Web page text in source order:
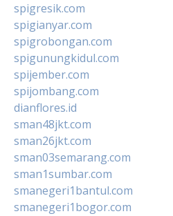
spigresik.com
spigianyar.com
spigrobongan.com
spigunungkidul.com
spijember.com
spijombang.com
dianflores.id
sman48jkt.com
sman26jkt.com
sman03semarang.com
sman1sumbar.com
smanegeri1bantul.com
smanegeri1bogor.com